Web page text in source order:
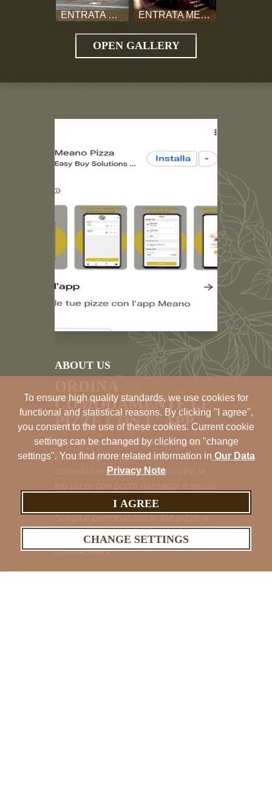
ENTRATA PIZZERIA ENTRATA MEANO PIZZA
OPEN GALLERY
ABOUT US
COMODAMENTE LE
PIZZE CON L' APP
Scarica gratuitamente l' App: "Meano
Pizza" dagli store e ordina
comodamente dai tuoi dispositivi le
attese telefoniche.
Scegli e personalizza le tue pizze e
prenotale in anticipo quando vuoi tu!!
... read more
To ensure high quality standards, we use cookies for
functional and statistical reasons. By clicking "I agree",
you consent to the use of these cookies. Current cookie
settings can be changed by clicking on "change
settings". You find more related information in Our Data
Privacy Note
CHANGE SETTINGS
I AGREE